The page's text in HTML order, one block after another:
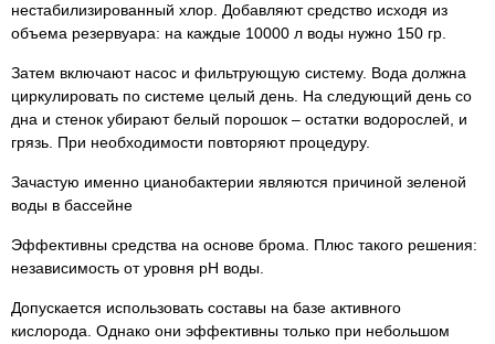
нестабилизированный хлор. Добавляют средство исходя из
объема резервуара: на каждые 10000 л воды нужно 150 гр.
Затем включают насос и фильтрующую систему. Вода должна
циркулировать по системе целый день. На следующий день со
дна и стенок убирают белый порошок – остатки водорослей, и
грязь. При необходимости повторяют процедуру.
Зачастую именно цианобактерии являются причиной зеленой
воды в бассейне
Эффективны средства на основе брома. Плюс такого решения:
независимость от уровня pH воды.
Допускается использовать составы на базе активного
кислорода. Однако они эффективны только при небольшом